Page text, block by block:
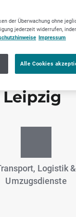
Logistik &
Umzugsdienste
der Überwachung ohne
jederzeit widerrufen,
Impressum
Alle Cookies